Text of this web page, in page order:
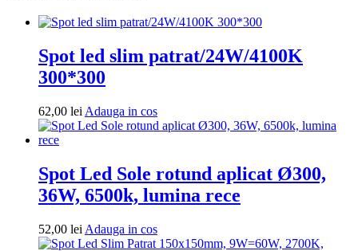
18W/6500K/1000lm
Spot led slim patrat/24W/4100K
300*300
62,00 lei Adauga in cosAdauga
in
Spot Led Sole rotund aplicat Ø300,
36W, 6500k, lumina rece
52,00 lei Adauga in cosAdauga
in